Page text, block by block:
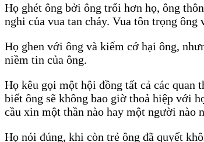
Họ ghét ông bởi ông trổi hơn họ, ông
nghi của vua tan chảy. Vua tôn trọng
Họ ghen với ông và kiếm cớ hại ông,
niềm tin của ông.
Họ kêu gọi một hội đồng tất cả các quan
biết ông sẽ không bao giờ thoả hiệp với
cầu xin một thần nào hay một người nào
Họ nói đúng, khi còn trẻ ông đã quyết